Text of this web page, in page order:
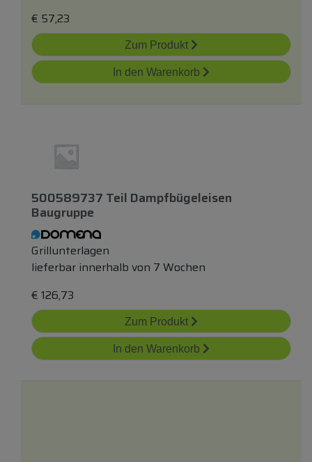
€ 57,23
Zum Produkt
In den Warenkorb
500589737 Teil Dampfbügeleisen
Baugruppe
Grillunterlagen
lieferbar innerhalb von 7 Wochen
€ 126,73
Zum Produkt
In den Warenkorb